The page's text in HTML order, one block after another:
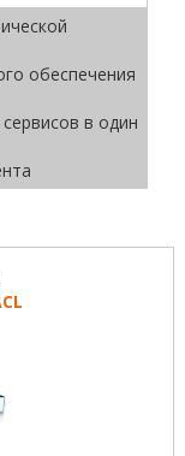
обеспечения
в один